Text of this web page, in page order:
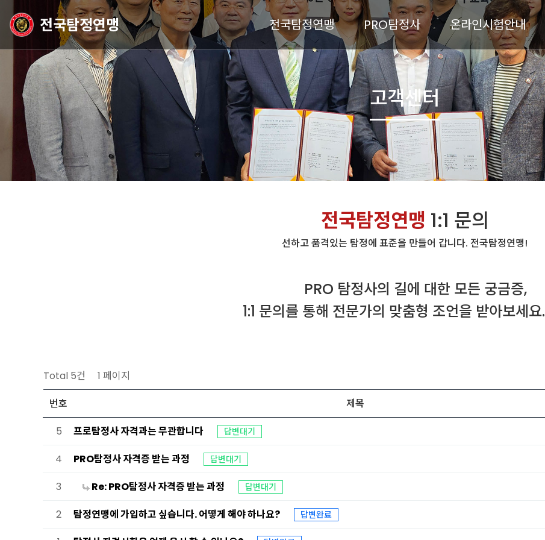
전국탐정연맹 전국탐정연맹 PRO탐정사 온라인시험안내
고객센터
전국탐정연맹 1:1 문의
선하고 품격있는 탐정에 표준을 만들어 갑니다. 전국탐정연맹!
PRO 탐정사의 길에 대한 모든 궁금증,
1:1 문의를 통해 전문가의 맞춤형 조언을 받아보세요.
Total 5건 1 페이지
번호 제목
5
프로탐정사 자격과는 무관합니다 답변대기
4
PRO탐정사 자격증 받는 과정 답변대기
3
Re: PRO탐정사 자격증 받는 과정 답변대기
2
탐정연맹에 가입하고 싶습니다. 어떻게 해야 하나요? 답변완료